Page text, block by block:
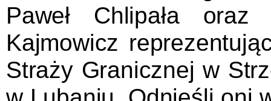
Paweł Chlipała
Kajmowicz
Straży Granicznej w